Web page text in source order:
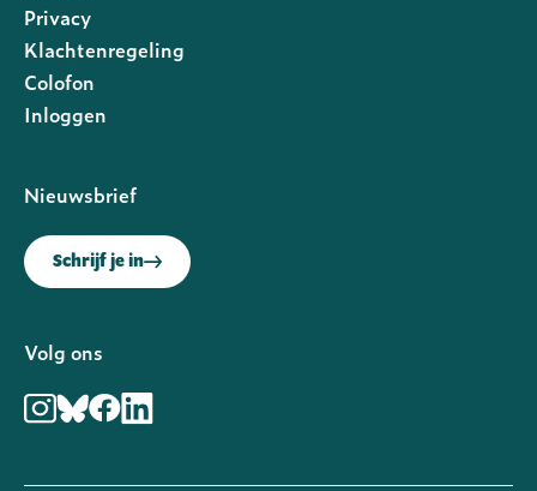
Footer
rechts
Privacy
Klachtenregeling
Colofon
Inloggen
Nieuwsbrief
Schrijf je in
Volg ons